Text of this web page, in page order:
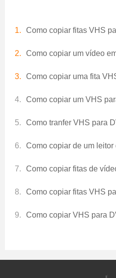
Como copiar fitas VHS
Como copiar um vídeo em um
Como copiar uma fita VHS para
Como copiar um VHS para
Como tranfer VHS para
Como copiar de um leitor de
Como copiar fitas de vídeo
Como copiar fitas VHS
Como copiar VHS para